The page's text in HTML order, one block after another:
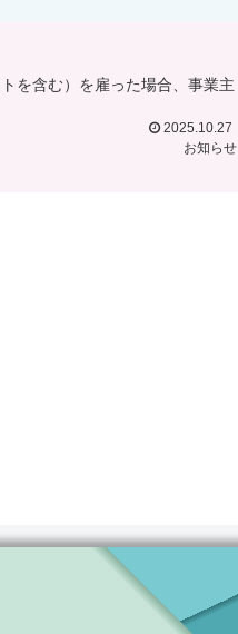
を含む）を雇った場合、事業主
2025.10.27
お知らせ